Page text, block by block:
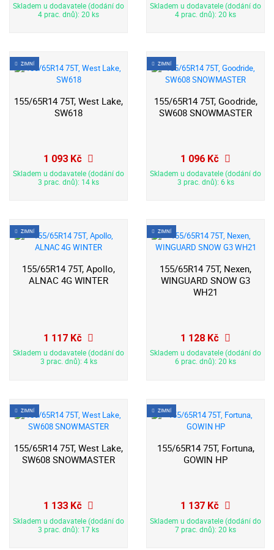
Skladem u dodavatele (dodání do
4 prac. dnů): 20 ks
Skladem u dodavatele (dodání do
4 prac. dnů): 20 ks
ZIMNÍ
155/65R14 75T, West Lake,
SW618
1 093 Kč
Skladem u dodavatele (dodání do
3 prac. dnů): 14 ks
ZIMNÍ
155/65R14 75T, Goodride,
SW608 SNOWMASTER
1 096 Kč
Skladem u dodavatele (dodání do
3 prac. dnů): 6 ks
ZIMNÍ
155/65R14 75T, Apollo,
ALNAC 4G WINTER
1 117 Kč
Skladem u dodavatele (dodání do
3 prac. dnů): 4 ks
ZIMNÍ
155/65R14 75T, Nexen,
WINGUARD SNOW G3
WH21
1 128 Kč
Skladem u dodavatele (dodání do
6 prac. dnů): 20 ks
ZIMNÍ
155/65R14 75T, West Lake,
SW608 SNOWMASTER
1 133 Kč
Skladem u dodavatele (dodání do
3 prac. dnů): 17 ks
ZIMNÍ
155/65R14 75T, Fortuna,
GOWIN HP
1 137 Kč
Skladem u dodavatele (dodání do
7 prac. dnů): 20 ks